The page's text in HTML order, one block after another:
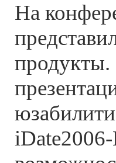
На
продукты.
iDate2006-